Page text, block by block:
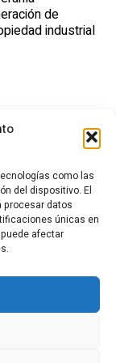
como las
del dispositivo. El
datos
únicas en
afectar
de
industrial